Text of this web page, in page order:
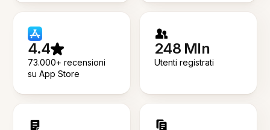
4.4
73.000+ recensioni
su App Store
248 Mln
Utenti registrati